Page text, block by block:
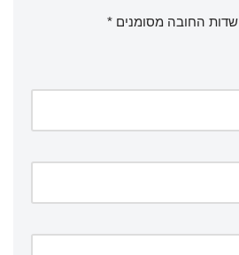
שדות החובה מסומנים *